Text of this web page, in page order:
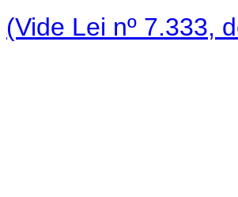
(Vide Lei nº 7.333,